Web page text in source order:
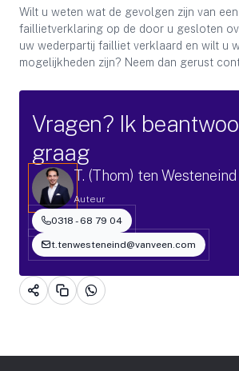
Wilt u weten wat de gevolgen zijn van
faillietverklaring op de door u gesloten
uw wederpartij failliet verklaard en wilt u
mogelijkheden zijn? Neem dan gerust
Vragen? Ik
graag
T. (Thom) ten Westeneind
Auteur
0318 - 68 79 04
t.tenwesteneind@vanveen.com